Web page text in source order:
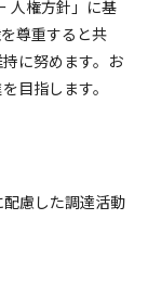
人権方針」に基
尊重すると共
に努めます。お
目指します。
配慮した調達活動